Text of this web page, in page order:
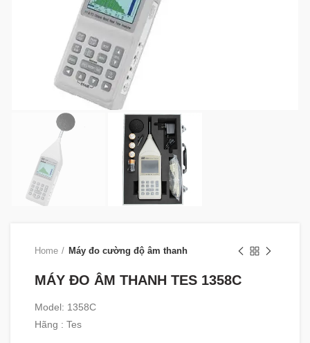
Home Máy đo cường độ âm thanh
MÁY ĐO ÂM THANH TES 1358C
Model: 1358C
Hãng : Tes